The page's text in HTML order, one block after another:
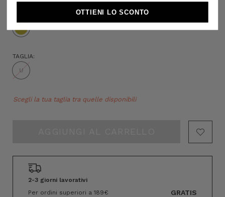
TAGLIA:
U
Only
Scegli la tua taglia tra quelle disponibili
2-3 giorni lavorativi
Per ordini superiori a 189€
GRATIS